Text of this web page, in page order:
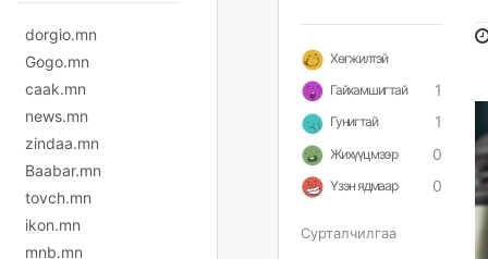
dorgio.mn
Gogo.mn
caak.mn
news.mn
zindaa.mn
Baabar.mn
tovch.mn
ikon.mn
mnb.mn
Хөгжилтэй
Гайхамшигтай
1
Гунигтай 1
Жихүүцмээр 0
Үзэн ядмаар 0
Сурталчилгаа